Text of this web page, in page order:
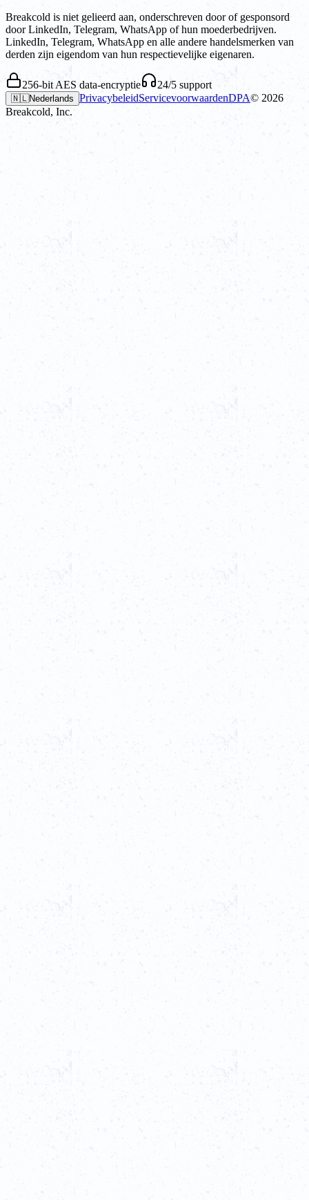
Breakcold is niet gelieerd aan, onderschreven door of gesponsord
door LinkedIn, Telegram, WhatsApp of hun moederbedrijven.
LinkedIn, Telegram, WhatsApp en alle andere handelsmerken van
derden zijn eigendom van hun respectievelijke eigenaren.
256-bit AES data-encryptie 24/5 support
🇳🇱Nederlands PrivacybeleidServicevoorwaardenDPA© 2026
Breakcold, Inc.